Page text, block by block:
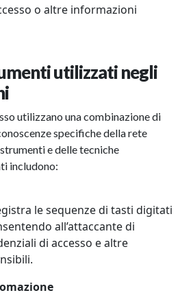
o altre informazioni
utilizzati negli
utilizzano una combinazione di
specifiche della rete
e delle tecniche
includono:
le sequenze di tasti digitati
all’attaccante di
di accesso e altre